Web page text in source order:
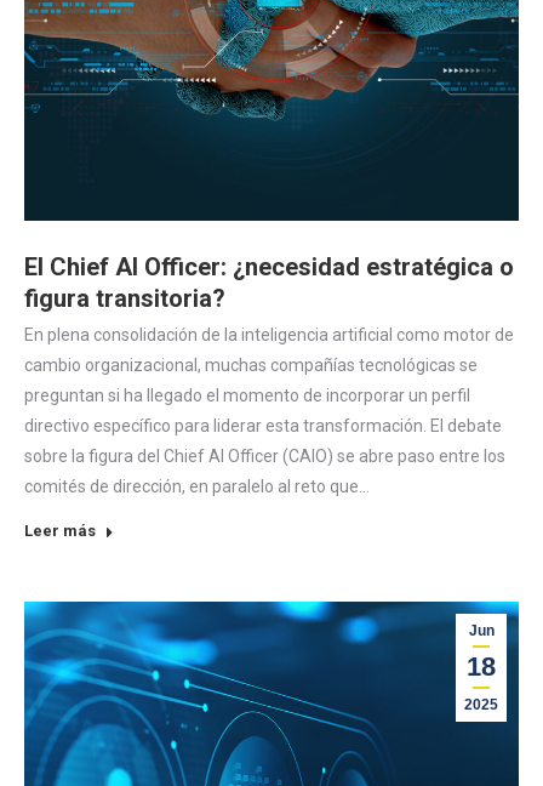
El Chief AI Officer: ¿necesidad estratégica o
figura transitoria?
En plena consolidación de la inteligencia artificial como motor de
cambio organizacional, muchas compañías tecnológicas se
preguntan si ha llegado el momento de incorporar un perfil
directivo específico para liderar esta transformación. El debate
sobre la figura del Chief AI Officer (CAIO) se abre paso entre los
comités de dirección, en paralelo al reto que…
Leer más
Jun
18
2025